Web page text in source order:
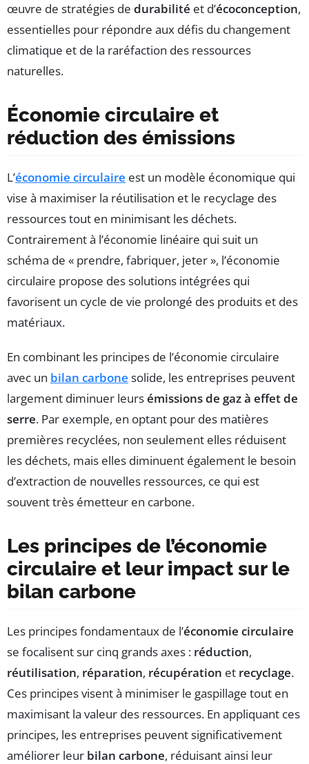
œuvre de stratégies de durabilité et d’écoconception,
essentielles pour répondre aux défis du changement
climatique et de la raréfaction des ressources
naturelles.
Économie circulaire et
réduction des émissions
L’économie circulaire est un modèle économique qui
vise à maximiser la réutilisation et le recyclage des
ressources tout en minimisant les déchets.
Contrairement à l’économie linéaire qui suit un
schéma de « prendre, fabriquer, jeter », l’économie
circulaire propose des solutions intégrées qui
favorisent un cycle de vie prolongé des produits et des
matériaux.
En combinant les principes de l’économie circulaire
avec un bilan carbone solide, les entreprises peuvent
largement diminuer leursémissions de gaz à effet de
serre. Par exemple, en optant pour des matières
premières recyclées, non seulement elles réduisent
les déchets, mais elles diminuent également le besoin
d’extraction de nouvelles ressources, ce qui est
souvent très émetteur en carbone.
Les principes de l’économie
circulaire et leur impact sur le
bilan carbone
Les principes fondamentaux de l’économie circulaire
se focalisent sur cinq grands axes : réduction,
réutilisation, réparation, récupération et recyclage.
Ces principes visent à minimiser le gaspillage tout en
maximisant la valeur des ressources. En appliquant ces
principes, les entreprises peuvent significativement
améliorer leur bilan carbone, réduisant ainsi leur